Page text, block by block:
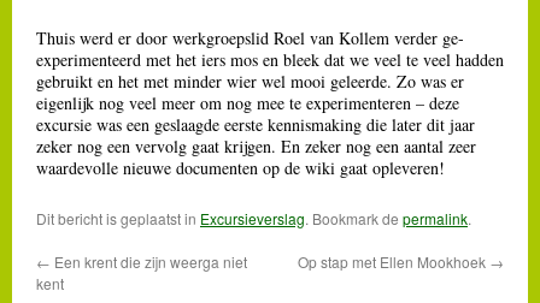
Thuis werd er door werkgroepslid Roel van Kollem verder ge-
experimenteerd met het iers mos en bleek dat we veel te veel hadden
gebruikt en het met minder wier wel mooi geleerde. Zo was er
eigenlijk nog veel meer om nog mee te experimenteren – deze
excursie was een geslaagde eerste kennismaking die later dit jaar
zeker nog een vervolg gaat krijgen. En zeker nog een aantal zeer
waardevolle nieuwe documenten op de wiki gaat opleveren!
Dit bericht is geplaatst in Excursieverslag. Bookmark de permalink.
← Een krent die zijn weerga niet
kent
Op stap met Ellen Mookhoek →